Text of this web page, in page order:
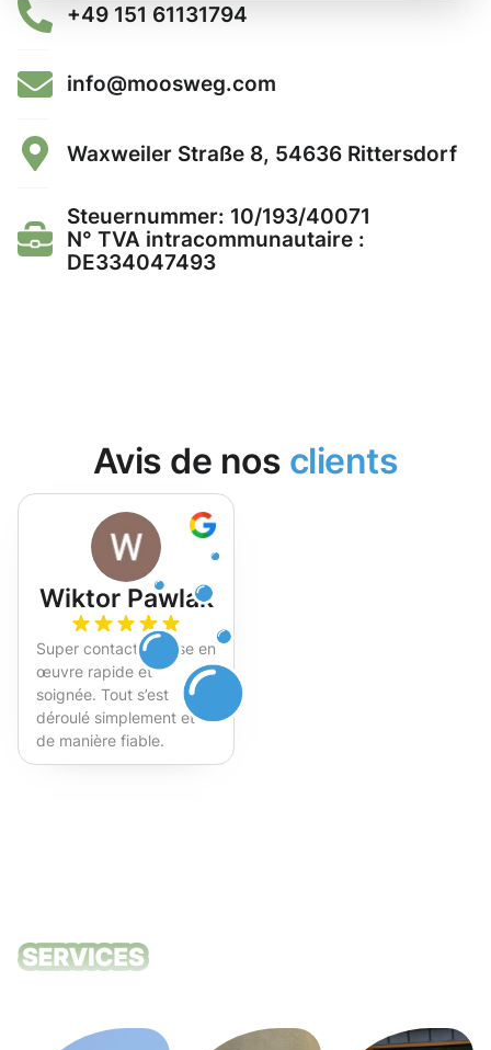
+49 151 61131794
info@moosweg.com
Waxweiler Straße 8, 54636 Rittersdorf
Steuernummer: 10/193/40071
N° TVA intracommunautaire :
DE334047493
Avis de nos clients
Wiktor Pawlak
Super contact et mise en
œuvre rapide et
soignée. Tout s’est
déroulé simplement et
de manière fiable.
Fortement recommandé !